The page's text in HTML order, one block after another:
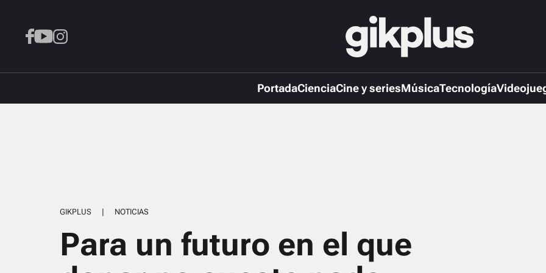
PortadaCienciaCine y seriesMúsicaTecnología
GIKPLUS | NOTICIAS
Para un futuro en el que